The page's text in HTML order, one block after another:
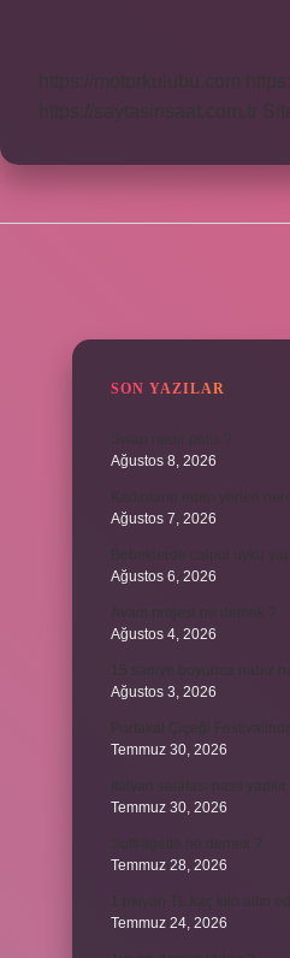
https://motorkulubu.com
https://saytasinsaat.com.tr
SON YAZILAR
Ağustos 8, 2026
Ağustos 7, 2026
Ağustos 6, 2026
Ağustos 4, 2026
Ağustos 3, 2026
Temmuz 30, 2026
Temmuz 30, 2026
Temmuz 28, 2026
Temmuz 24, 2026